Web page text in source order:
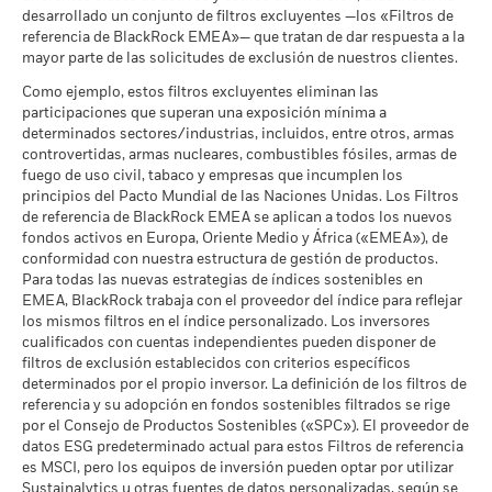
cuando corresponda. La rentabilidad de su inversión puede
aumentar o disminuir como resultado de las fluctuaciones del
valor de las divisas si su inversión se realiza en una divisa
distinta de la utilizada para el cálculo de la rentabilidad
pasada. Fuente: Blackrock
Favorable
Lo que puede recibir una vez deducidos los
Rendimiento medio cada año
El escenario de tensión muestra lo que usted podría recibir en
circunstancias extremas de los mercados.
Pacto Mundial de las
Naciones Unidas
a 30 jun 2026
a 30 jun 2026
MSCI - Arenas Bituminosas
a 30 jun 2026
0,00%
Cobertura de Implicación
Empresarial
a 30 jun 2026
4,78%
Porcentaje del Fondo no
cubierto
a 30 jun 2026
95,23%
Las exposiciones a Implicación Empresarial de BlackRock
indicadas anteriormente para Carbón Térmico y Arenas
Bituminosas se calculan y notifican para aquellas empresas
en las que más de un 5 % de sus ingresos proceden de la
desarrollado un conjunto de filtros excluyentes —los «Filtros de
referencia de BlackRock EMEA»— que tratan de dar respuesta a la
mayor parte de las solicitudes de exclusión de nuestros clientes.
Como ejemplo, estos filtros excluyentes eliminan las
participaciones que superan una exposición mínima a
determinados sectores/industrias, incluidos, entre otros, armas
controvertidas, armas nucleares, combustibles fósiles, armas de
fuego de uso civil, tabaco y empresas que incumplen los
principios del Pacto Mundial de las Naciones Unidas. Los Filtros
de referencia de BlackRock EMEA se aplican a todos los nuevos
fondos activos en Europa, Oriente Medio y África («EMEA»), de
conformidad con nuestra estructura de gestión de productos.
Para todas las nuevas estrategias de índices sostenibles en
EMEA, BlackRock trabaja con el proveedor del índice para reflejar
los mismos filtros en el índice personalizado. Los inversores
cualificados con cuentas independientes pueden disponer de
filtros de exclusión establecidos con criterios específicos
determinados por el propio inversor. La definición de los filtros de
referencia y su adopción en fondos sostenibles filtrados se rige
por el Consejo de Productos Sostenibles («SPC»). El proveedor de
datos ESG predeterminado actual para estos Filtros de referencia
es MSCI, pero los equipos de inversión pueden optar por utilizar